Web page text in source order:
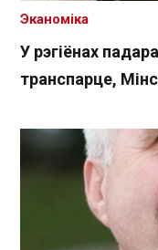
У рэгіёнах
транспарце,
Эканоміка